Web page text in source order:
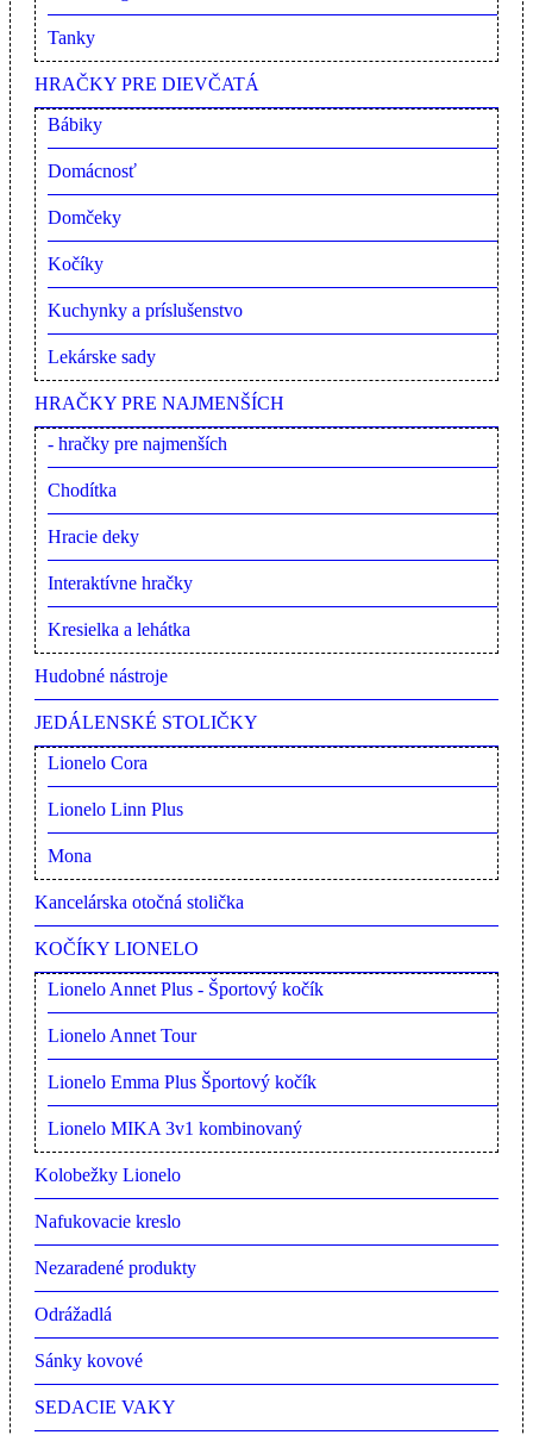
Tanky
HRAČKY PRE DIEVČATÁ
Bábiky
Domácnosť
Domčeky
Kočíky
Kuchynky a príslušenstvo
Lekárske sady
HRAČKY PRE NAJMENŠÍCH
- hračky pre najmenších
Chodítka
Hracie deky
Interaktívne hračky
Kresielka a lehátka
Hudobné nástroje
JEDÁLENSKÉ STOLIČKY
Lionelo Cora
Lionelo Linn Plus
Mona
Kancelárska otočná stolička
KOČÍKY LIONELO
Lionelo Annet Plus - Športový kočík
Lionelo Annet Tour
Lionelo Emma Plus Športový kočík
Lionelo MIKA 3v1 kombinovaný
Kolobežky Lionelo
Nafukovacie kreslo
Nezaradené produkty
Odrážadlá
Sánky kovové
SEDACIE VAKY